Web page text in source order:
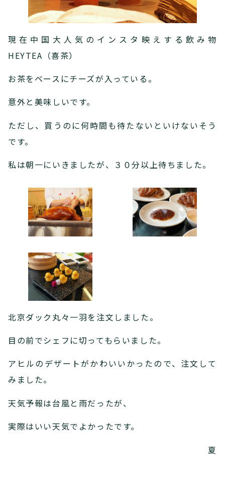
現在中国大人気のインスタ映えする飲み物
HEYTEA（喜茶）
お茶をベースにチーズが入っている。
意外と美味しいです。
ただし、買うのに何時間も待たないといけないそう
です。
私は朝一にいきましたが、３０分以上待ちました。
北京ダック丸々一羽を注文しました。
目の前でシェフに切ってもらいました。
アヒルのデザートがかわいいかったので、注文して
みました。
天気予報は台風と雨だったが、
実際はいい天気でよかったです。
夏